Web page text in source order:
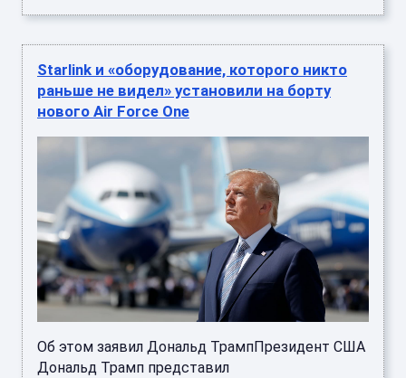
Starlink и «оборудование, которого никто
раньше не видел» установили на борту
нового Air Force One
Об этом заявил Дональд ТрампПрезидент США
Дональд Трамп представил